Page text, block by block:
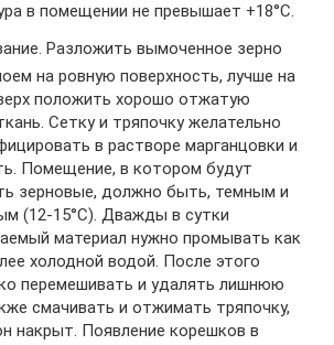
в помещении не превышает +18°С.
Разложить вымоченное зерно
на ровную поверхность, лучше на
положить хорошо отжатую
Сетку и тряпочку желательно
в растворе марганцовки и
Помещение, в котором будут
зерновые, должно быть, темным и
(12-15°C). Дважды в сутки
материал нужно промывать как
холодной водой. После этого
перемешивать и удалять лишнюю
смачивать и отжимать тряпочку,
накрыт. Появление корешков в